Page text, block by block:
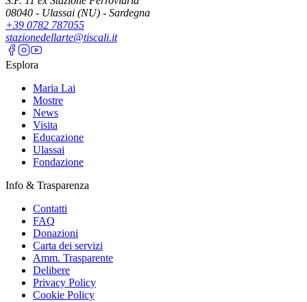
08040 - Ulassai (NU) - Sardegna
+39 0782 787055
stazionedellarte@tiscali.it
Esplora
Maria Lai
Mostre
News
Visita
Educazione
Ulassai
Fondazione
Info & Trasparenza
Contatti
FAQ
Donazioni
Carta dei servizi
Amm. Trasparente
Delibere
Privacy Policy
Cookie Policy